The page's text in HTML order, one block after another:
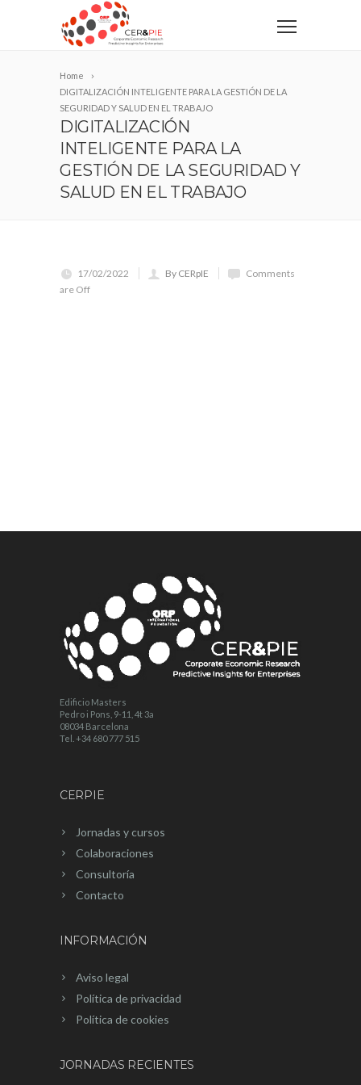
Home
DIGITALIZACIÓN INTELIGENTE PARA LA GESTIÓN DE LA
SEGURIDAD Y SALUD EN EL TRABAJO
DIGITALIZACIÓN
INTELIGENTE PARA LA
GESTIÓN DE LA SEGURIDAD Y
SALUD EN EL TRABAJO
17/02/2022 By CERpIE
Comments
are Off
Edificio Masters
Pedro i Pons, 9-11, 4t 3a
08034 Barcelona
Tel. +34 680 777 515
CERPIE
Jornadas y cursos
Colaboraciones
Consultoría
Contacto
INFORMACIÓN
Aviso legal
Política de privacidad
Política de cookies
JORNADAS RECIENTES